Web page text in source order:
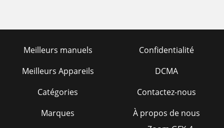
Meilleurs manuels
Meilleurs Appareils
Catégories
Marques
Confidentialité
DCMA
Contactez-nous
À propos de nous